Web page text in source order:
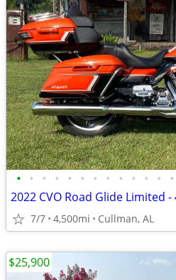
• • • • • • • • • • • • •
2022 CVO Road Glide Limited
7/7 4,500mi Cullman, AL
$25,900